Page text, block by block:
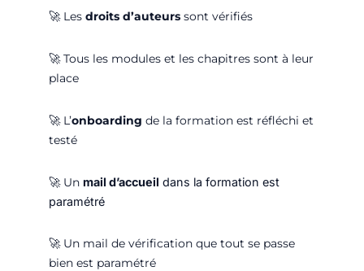
🚀 Les droits d’auteurs sont vérifiés
🚀Tous les modules et les chapitres sont à leur
place
🚀 L’onboarding de la formation est réfléchi et
testé
🚀 Un mail d’accueil dans la formation est
paramétré
🚀 Un mail de vérification que tout se passe
bien est paramétré